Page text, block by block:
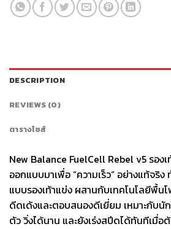
DESCRIPTION
REVIEWS (0)
ตารางไซส์
New Balance FuelCell Rebel v5 รอง
ออกแบบมาเพื่อ “ความเร็ว” อย่างแท้จริ
แบบรองเท้าแข่ง ผสานกับเทคโนโลยีพื้น
ดีดเด้งและตอบสนองดีเยี่ยม เหมาะกับนั
ตัว วิ่งได้นาน และยังเร่งสปีดได้ทันทีเมื่อ